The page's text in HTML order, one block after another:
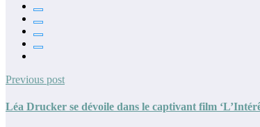
Previous post
Léa Drucker se dévoile dans le captivant film